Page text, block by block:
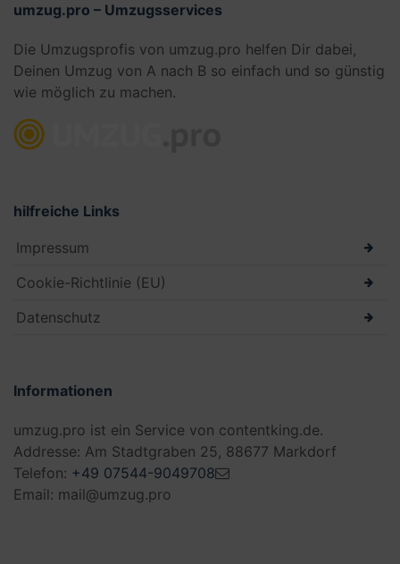
umzug.pro – Umzugsservices
Die Umzugsprofis von umzug.pro helfen Dir dabei,
Deinen Umzug von A nach B so einfach und so günstig
wie möglich zu machen.
hilfreiche Links
Impressum
Cookie-Richtlinie (EU)
Datenschutz
Informationen
umzug.pro ist ein Service von contentking.de.
Addresse: Am Stadtgraben 25, 88677 Markdorf
Telefon: +49 07544-9049708
Email: mail@umzug.pro